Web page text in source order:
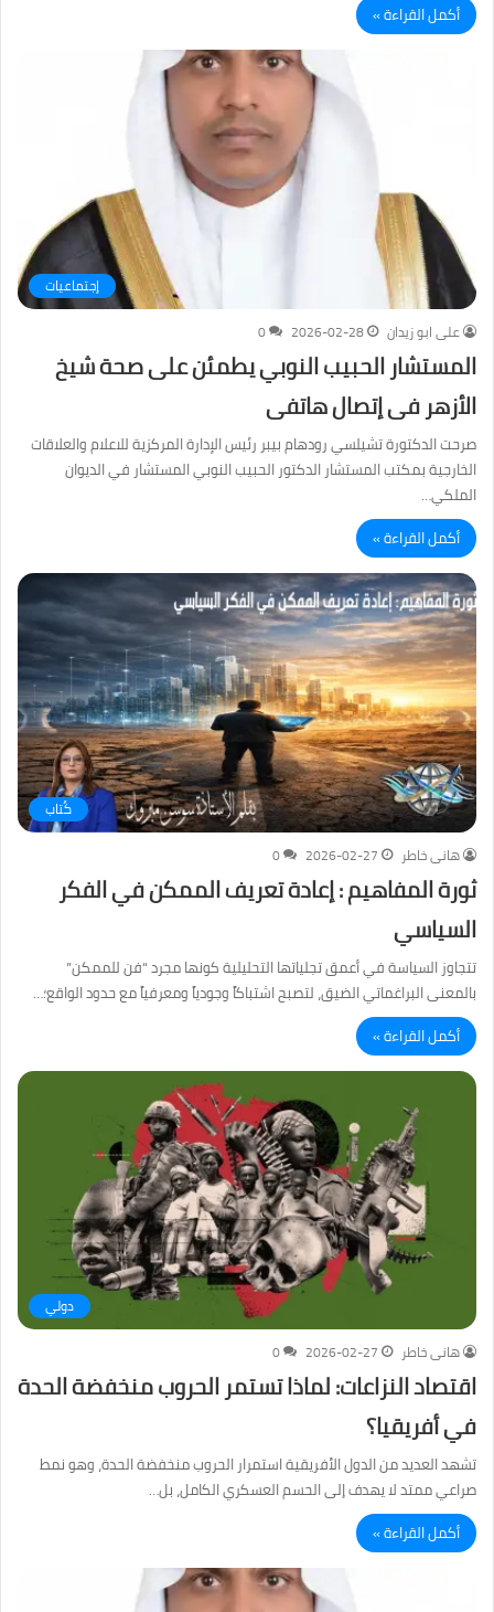
أكمل القراءة »
إجتماعيات
على ابو زيدان
2026-02-28
0
المستشار الحبيب النوبي يطمئن على صحة شيخ
الأزهر فى إتصال هاتفى
صرحت الدكتورة تشيلسي رودهام بيبر رئيس الإدارة المركزية للاعلام والعلاقات
الخارجية بمكتب المستشار الدكتور الحبيب النوبي المستشار في الديوان
الملكي…
أكمل القراءة »
كُتاب
هانى خاطر
2026-02-27
0
ثورة المفاهيم : إعادة تعريف الممكن في الفكر
السياسي
تتجاوز السياسة في أعمق تجلياتها التحليلية كونها مجرد “فن للممكن”
بالمعنى البراغماتي الضيق، لتصبح اشتباكاً وجودياً ومعرفياً مع حدود الواقع؛…
أكمل القراءة »
دولي
هانى خاطر
2026-02-27
0
اقتصاد النزاعات: لماذا تستمر الحروب منخفضة الحدة
في أفريقيا؟
تشهد العديد من الدول الأفريقية استمرار الحروب منخفضة الحدة، وهو نمط
صراعي ممتد لا يهدف إلى الحسم العسكري الكامل، بل…
أكمل القراءة »